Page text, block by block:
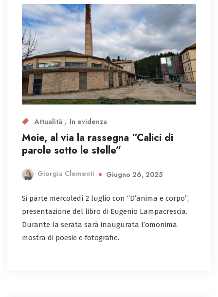
Attualità In evidenza
Moie, al via la rassegna “Calici di
parole sotto le stelle”
Giorgia Clementi Giugno 26, 2025
Si parte mercoledì 2 luglio con “D’anima e corpo”,
presentazione del libro di Eugenio Lampacrescia.
Durante la serata sarà inaugurata l’omonima
mostra di poesie e fotografie.